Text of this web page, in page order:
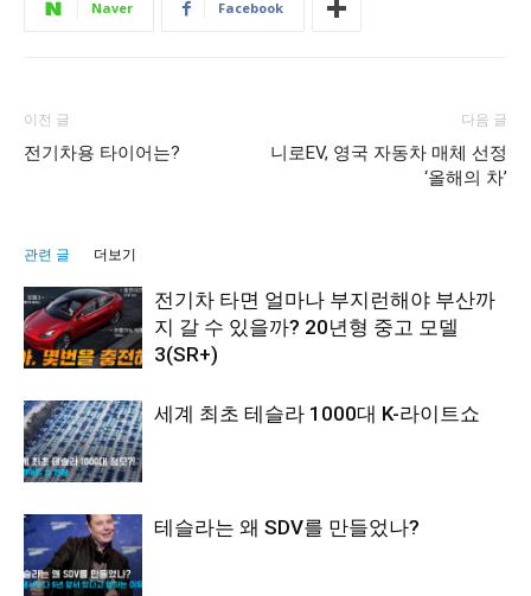
Naver Facebook
이전 글
전기차용 타이어는?
다음 글
니로EV, 영국 자동차 매체 선정
‘올해의 차’
관련 글 더보기
전기차 타면 얼마나 부지런해야 부산까
지 갈 수 있을까? 20년형 중고 모델
3(SR+)
세계 최초 테슬라 1000대 K-라이트쇼
테슬라는 왜 SDV를 만들었나?